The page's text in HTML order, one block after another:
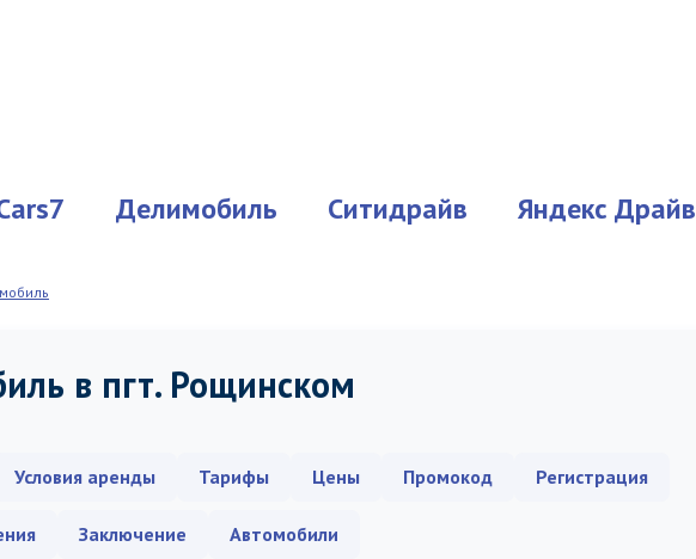
Делимобиль Ситидрайв Яндекс Драйв
в пгт. Рощинском
Условия аренды Тарифы Цены Промокод Регистрация
Заключение Автомобили